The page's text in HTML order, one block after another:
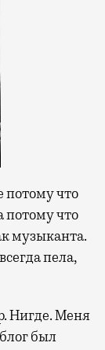
потому что
потому что
музыканта.
пела,
Нигде. Меня
был